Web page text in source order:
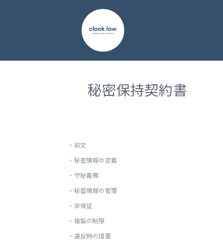
秘密保持契約書
・ 前文
・ 秘密情報の定義
・ 守秘義務
・ 秘密情報の管理
・ 非保証
・ 複製の制限
・ 違反時の措置